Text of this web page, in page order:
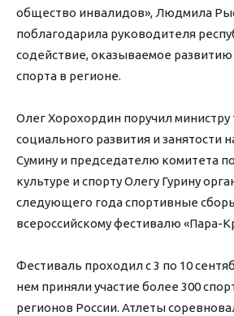
общество инвалидов», Людмила
поблагодарила руководителя
содействие, оказываемое
спорта в регионе.
Олег Хорохордин поручил министру
социального развития и занятости
Сумину и председателю комитета
культуре и спорту Олегу Гурину
следующего года спортивные
всероссийскому фестивалю «Пара-
Фестиваль проходил с 3 по 10
нем приняли участие более 300
регионов России. Атлеты